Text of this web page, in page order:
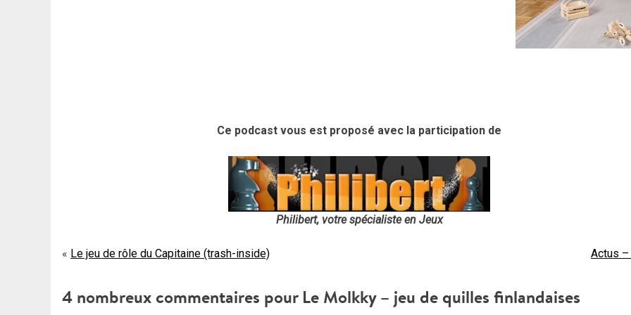
Ce podcast vous est proposé avec la participation de
Philibert, votre spécialiste en Jeux
Navigation
l’article
Le jeu de rôle du Capitaine (trash-inside) Actus –
4 nombreux commentaires pour Le Molkky – jeu de quilles finlandaises